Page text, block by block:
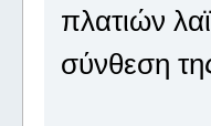
πλατιών
σύνθεση